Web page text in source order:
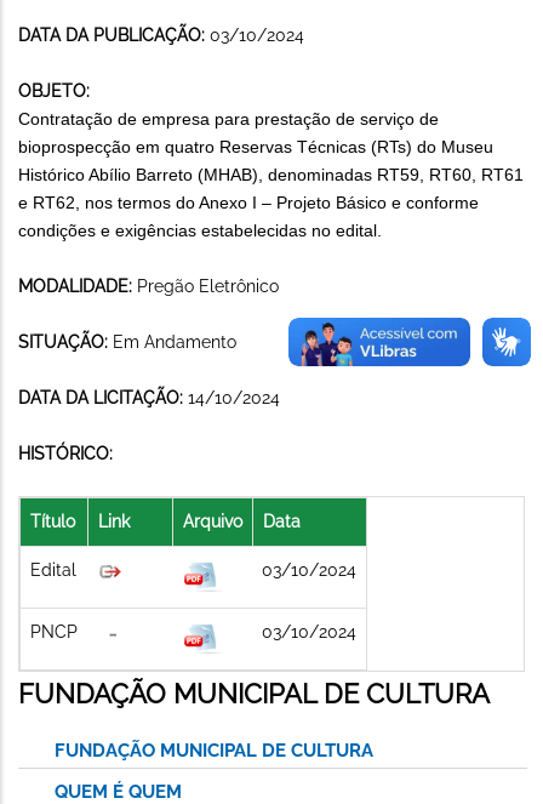
DATA DA PUBLICAÇÃO: 03/10/2024
OBJETO:
Contratação de empresa para prestação de serviço de
bioprospecção em quatro Reservas Técnicas (RTs) do Museu
Histórico Abílio Barreto (MHAB), denominadas RT59, RT60, RT61
e RT62, nos termos do Anexo I – Projeto Básico e conforme
condições e exigências estabelecidas no edital.
MODALIDADE: Pregão Eletrônico
SITUAÇÃO: Em Andamento
DATA DA LICITAÇÃO: 14/10/2024
HISTÓRICO:
Título Link Arquivo Data
Edital 03/10/2024
PNCP 03/10/2024
FUNDAÇÃO MUNICIPAL DE CULTURA
FUNDAÇÃO MUNICIPAL DE CULTURA
QUEM É QUEM